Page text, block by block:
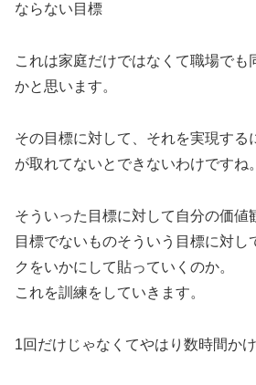
ならない目標
これは家庭だけではなくて職場でも
かと思います。
その目標に対して、それを実現する
が取れてないとできないわけですね。
そういった目標に対して自分の価値
目標でないものそういう目標に対し
クをいかにして貼っていくのか。
これを訓練をしていきます。
1回だけじゃなくてやはり数時間かけ